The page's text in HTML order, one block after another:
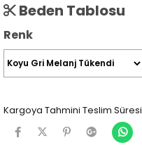
Beden Tablosu
Renk
Kargoya Tahmini Teslim Süresi